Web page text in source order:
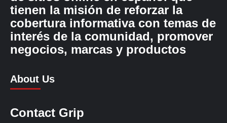
tienen la misión de reforzar la
cobertura informativa con temas de
interés de la comunidad, promover
negocios, marcas y productos
About Us
Contact Grip